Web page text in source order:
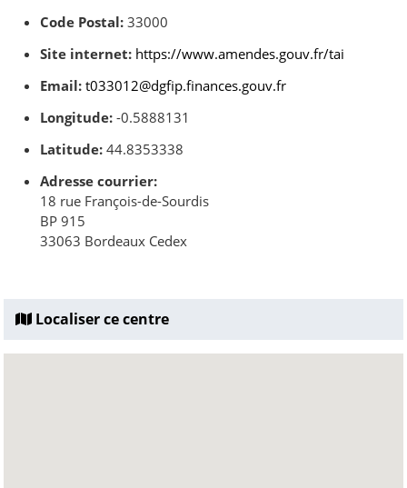
Code Postal: 33000
Site internet: https://www.amendes.gouv.fr/tai
Email: t033012@dgfip.finances.gouv.fr
Longitude: -0.5888131
Latitude: 44.8353338
Adresse courrier:
18 rue François-de-Sourdis
BP 915
33063 Bordeaux Cedex
Localiser ce centre